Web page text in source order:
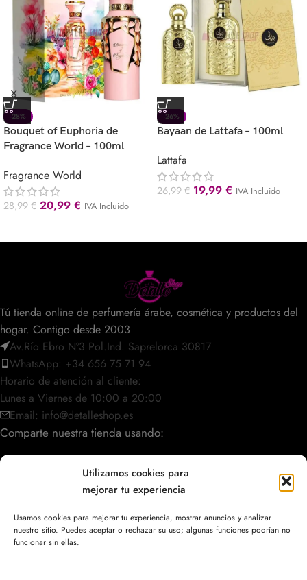
Utilizamos cookies para
mejorar tu experiencia
Usamos cookies para mejorar tu experiencia, mostrar anuncios y analizar
nuestro sitio. Puedes aceptar o rechazar su uso; algunas funciones podrían no
funcionar sin ellas.
-28%
Bouquet of Euphoria de
Fragrance World – 100ml
Fragrance World
28,99€ 20,99 € IVA Incluido
-26%
Bayaan de Lattafa – 100ml
Lattafa
26,99€ 19,99 € IVA Incluido
Tú tienda online de perfumería árabe, cosmética y productos del
hogar. Contigo desde 2003
Av.Río Ebro Nº3 Pol.Ind. Saprelorca 30817
WhatsApp: +34 656 75 71 94
Horario de atención al cliente:
Lunes a Viernes de 10:00 a 20:00
Email: info@detalleshop.es
Comparte nuestra tienda usando:
POLÍTICAS / INFORMACIÓN
ACCESO RÁPIDO